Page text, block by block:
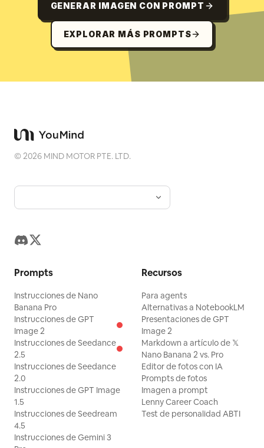
GENERAR IMAGEN CON PROMPT
EXPLORAR MÁS PROMPTS
©2026 MIND MOTOR PTE. LTD.
Prompts
Instrucciones de Nano
Banana Pro
Instrucciones de GPT
Image 2
Instrucciones de Seedance
2.5
Instrucciones de Seedance
2.0
Instrucciones de GPT Image
1.5
Instrucciones de Seedream
4.5
Instrucciones de Gemini 3
Recursos
Para agents
Alternativas a NotebookLM
Presentaciones de GPT
Image 2
Markdown a artículo de 𝕏
Nano Banana 2 vs. Pro
Editor de fotos con IA
Prompts de fotos
Imagen a prompt
Lenny Career Coach
Test de personalidad ABTI